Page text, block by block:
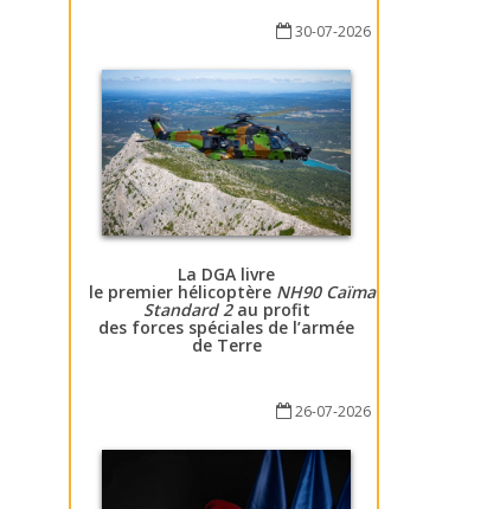
30-07-2026
La DGA livre
le premier hélicoptère NH90 Caïman
Standard 2au profit
des forces spéciales de l’armée
de Terre
26-07-2026